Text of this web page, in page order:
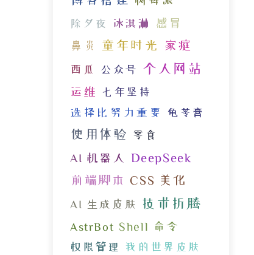
除夕夜 冰淇淋 感冒
鼻炎 童年时光 家庭
西瓜 公众号 个人网站
运维 七年坚持
选择比努力重要 龟苓膏
使用体验 零食
AI 机器人
DeepSeek
前端脚本
CSS 美化
AI 生成皮肤 技术折腾
AstrBot Shell 命令
权限管理
我的世界皮肤